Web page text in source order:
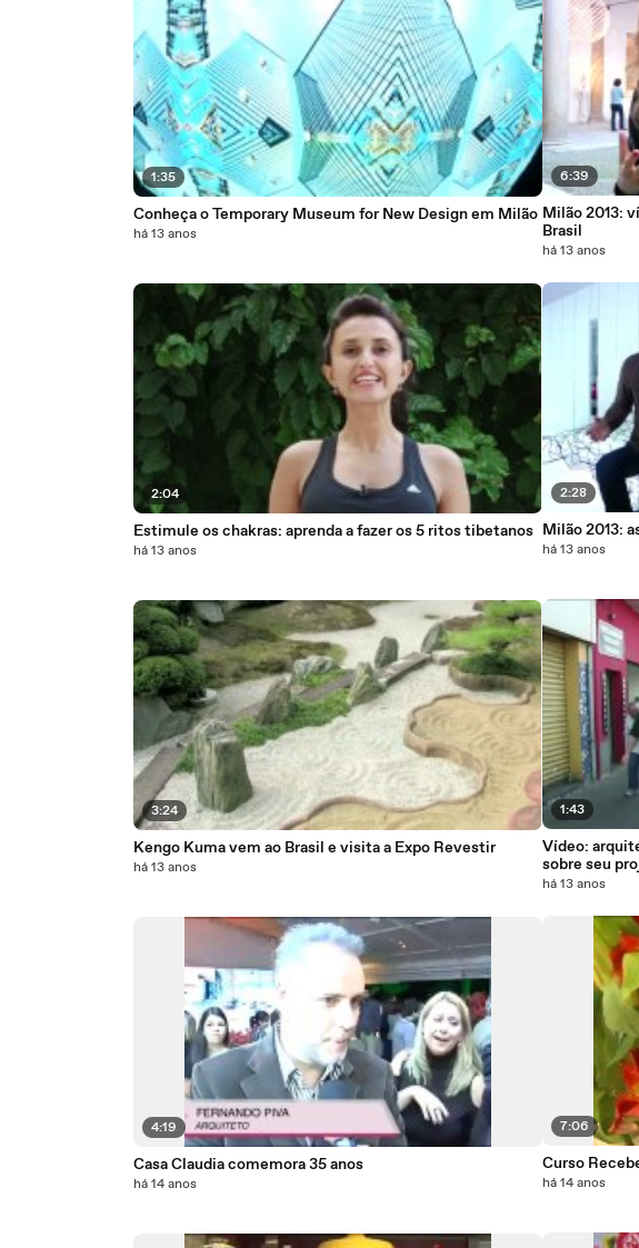
1:35
Conheça o Temporary Museum for New Design em Milão
há 13 anos
2:04
Estimule os chakras: aprenda a fazer os 5 ritos tibetanos
há 13 anos
3:24
Kengo Kuma vem ao Brasil e visita a Expo Revestir
há 13 anos
4:19
Casa Claudia comemora 35 anos
há 14 anos
6:39
Milão 2013:
Brasil
há 13 anos
2:28
Milão 2013:
há 13 anos
1:43
Vídeo:
sobre seu
há 13 anos
7:06
Curso
há 14 anos